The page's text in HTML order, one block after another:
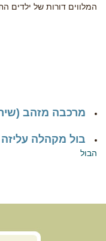
המלווים דורות של ילדים
מרכבה מזהב
בול מקהלה עליזה
הבול